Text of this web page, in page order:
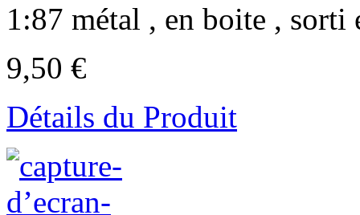
1:87 métal , en boite , sorti
9,50 €
Détails du Produit